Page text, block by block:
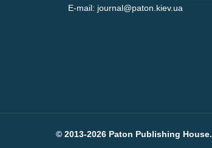
E-mail: journal@paton.kiev.ua
© 2013-2026 Paton Publishing House.